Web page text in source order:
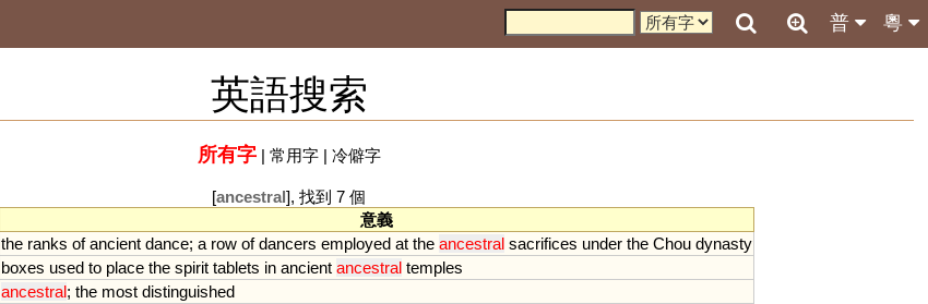
粵
普
英語搜索
所有字| 常用字| 冷僻字
[ancestral], 找到 7 個
意義
the ranks of ancient dance; a row of dancers employed at the ancestral sacrifices under the Chou dynasty
boxes used to place the spirit tablets in ancient ancestral temples
ancestral; the most distinguished